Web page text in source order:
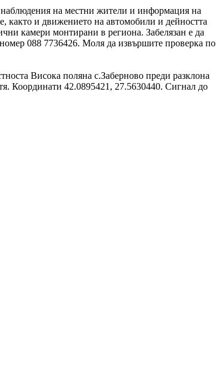
на местни жители и информация на
както и движението на автомобили и дейността
камери монтирани в региона. Забелязан е да
088 7736426. Моля да извършите проверка по
Висока поляна с.Заберново преди разклона
Координати 42.0895421, 27.5630440. Сигнал до